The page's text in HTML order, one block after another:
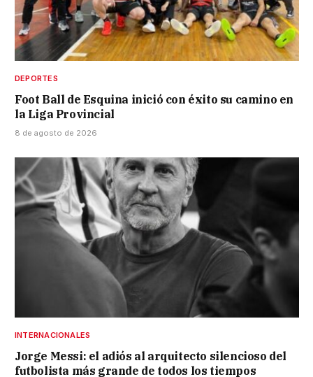
DEPORTES
Foot Ball de Esquina inició con éxito su camino en
la Liga Provincial
8 de agosto de 2026
INTERNACIONALES
Jorge Messi: el adiós al arquitecto silencioso del
futbolista más grande de todos los tiempos